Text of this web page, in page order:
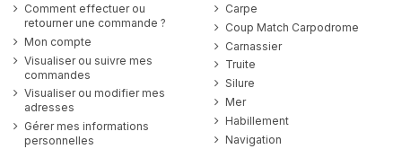
Comment effectuer ou
retourner une commande ?
Mon compte
Visualiser ou suivre mes
commandes
Visualiser ou modifier mes
adresses
Gérer mes informations
personnelles
Carpe
Coup Match Carpodrome
Carnassier
Truite
Silure
Mer
Habillement
Navigation